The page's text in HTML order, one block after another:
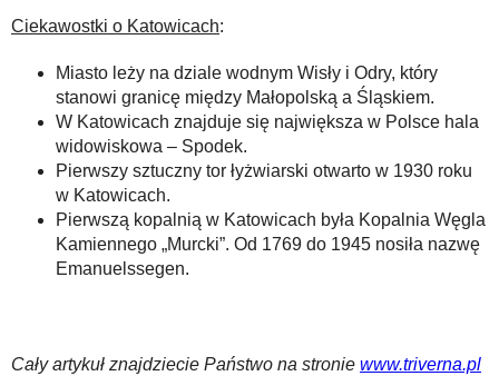
Ciekawostki o Katowicach:
Miasto leży na dziale wodnym Wisły i Odry, który
stanowi granicę między Małopolską a Śląskiem.
W Katowicach znajduje się największa w Polsce hala
widowiskowa – Spodek.
Pierwszy sztuczny tor łyżwiarski otwarto w 1930 roku
w Katowicach.
Pierwszą kopalnią w Katowicach była Kopalnia Węgla
Kamiennego „Murcki”. Od 1769 do 1945 nosiła nazwę
Emanuelssegen.
Cały artykuł znajdziecie Państwo na stronie www.triverna.pl